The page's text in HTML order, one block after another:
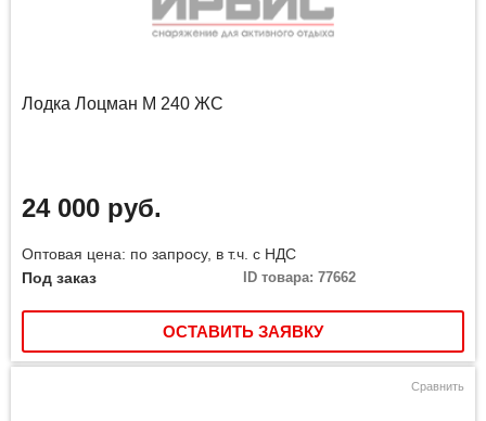
Лодка Лоцман М 240 ЖС
24 000 руб.
Оптовая цена: по запросу, в т.ч. с НДС
Под заказ
ID товара: 77662
ОСТАВИТЬ ЗАЯВКУ
Сравнить